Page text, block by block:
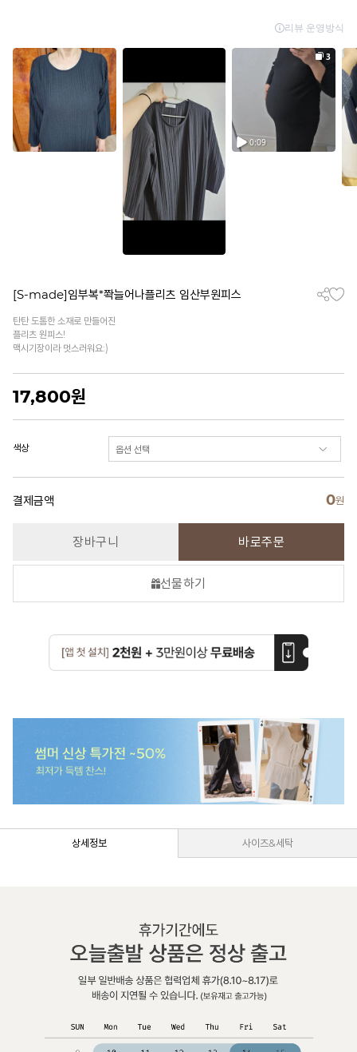
[S-made]임부복*쫙늘어나플리츠 임산부원피스
탄탄 도톰한 소재로 만들어진
플리츠 원피스!
맥시기장이라 멋스러워요:)
17,800원
색상
결제금액 0원
장바구니 바로주문
선물하기
상세정보 사이즈&세탁